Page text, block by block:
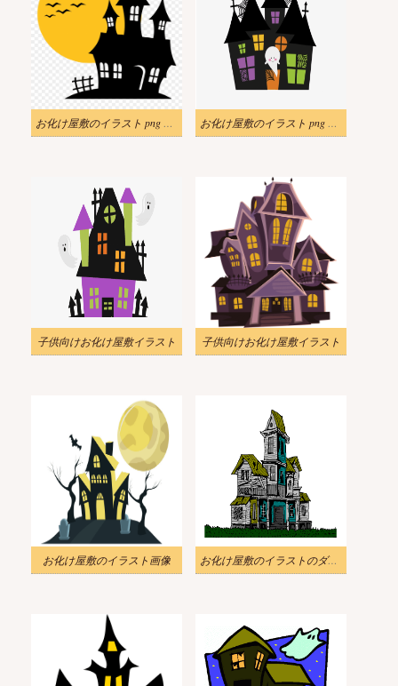
お化け屋敷のイラスト png 画像 お化け屋敷のイラスト png 無料
子供向けお化け屋敷イラスト 子供向けお化け屋敷イラスト
お化け屋敷のイラスト画像 お化け屋敷のイラストのダウンロード